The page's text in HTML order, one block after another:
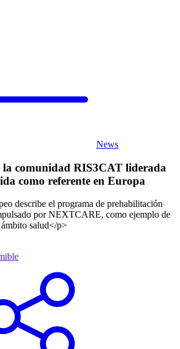
News
comunidad RIS3CAT liderada
como referente en Europa
describe el programa de prehabilitación
por NEXTCARE, como ejemplo de
salud</p>